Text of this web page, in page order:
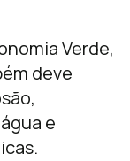
Verde,
deve
e